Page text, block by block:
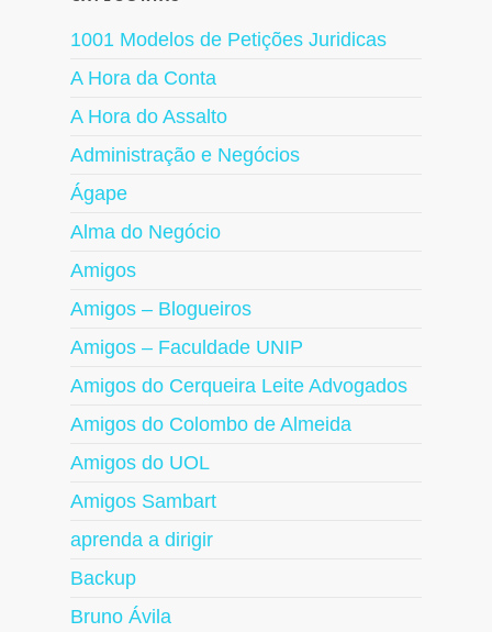
1001 Modelos de Petições Juridicas
A Hora da Conta
A Hora do Assalto
Administração e Negócios
Ágape
Alma do Negócio
Amigos
Amigos – Blogueiros
Amigos – Faculdade UNIP
Amigos do Cerqueira Leite Advogados
Amigos do Colombo de Almeida
Amigos do UOL
Amigos Sambart
aprenda a dirigir
Backup
Bruno Ávila